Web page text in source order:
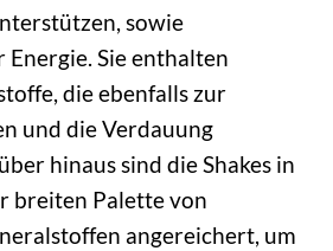
sowie
Sie enthalten
die ebenfalls zur
und die Verdauung
hinaus sind die Shakes in
breiten Palette von
angereichert, um